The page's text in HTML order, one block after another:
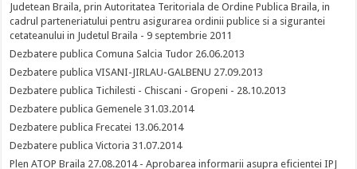
Judetean Braila, prin Autoritatea Teritoriala de Ordine Publica Braila, in
cadrul parteneriatului pentru asigurarea ordinii publice si a sigurantei
cetateanului in Judetul Braila - 9 septembrie 2011
Dezbatere publica Comuna Salcia Tudor 26.06.2013
Dezbatere publica VISANI-JIRLAU-GALBENU 27.09.2013
Dezbatere publica Tichilesti - Chiscani - Gropeni - 28.10.2013
Dezbatere publica Gemenele 31.03.2014
Dezbatere publica Frecatei 13.06.2014
Dezbatere publica Victoria 31.07.2014
Plen ATOP Braila 27.08.2014 - Aprobarea informarii asupra eficientei IPJ